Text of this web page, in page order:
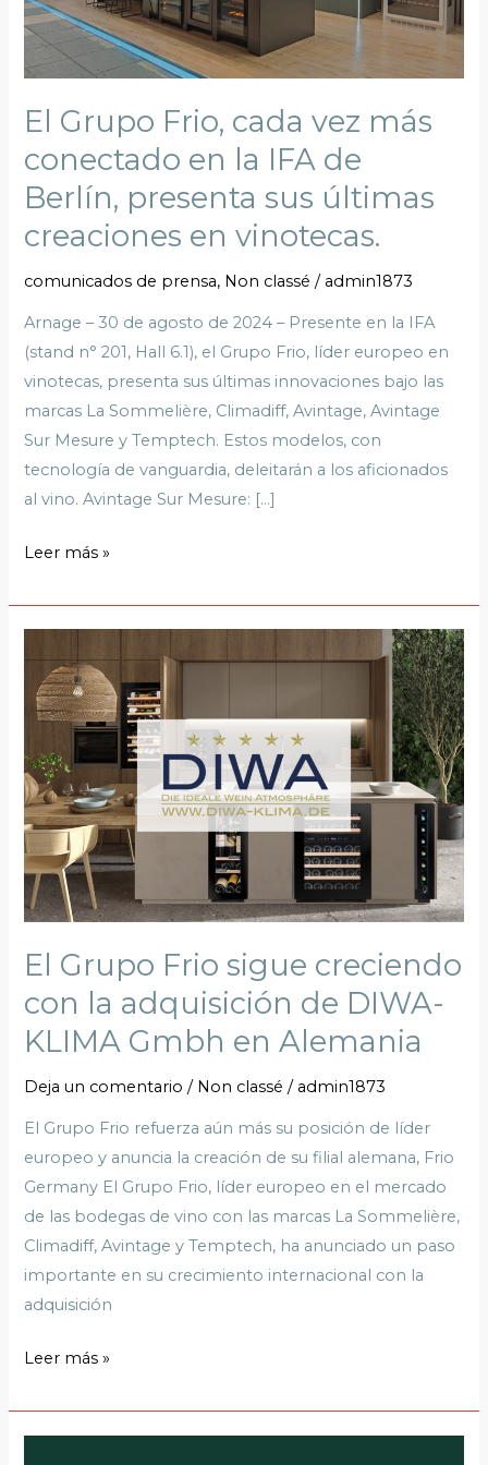
El Grupo Frio, cada vez más
conectado en la IFA de
Berlín, presenta sus últimas
creaciones en vinotecas.
comunicados de prensa, Non classé / admin1873
Arnage – 30 de agosto de 2024 – Presente en la IFA
(stand n° 201, Hall 6.1), el Grupo Frio, líder europeo en
vinotecas, presenta sus últimas innovaciones bajo las
marcas La Sommelière, Climadiff, Avintage, Avintage
Sur Mesure y Temptech. Estos modelos, con
tecnología de vanguardia, deleitarán a los aficionados
al vino. Avintage Sur Mesure: […]
en
la
IFA
Berlín,
presenta
últimas
creaciones
Leer más »
El Grupo Frio sigue creciendo
con la adquisición de DIWA-
KLIMA Gmbh en Alemania
Deja un comentario / Non classé / admin1873
El Grupo Frio refuerza aún más su posición de líder
europeo y anuncia la creación de su filial alemana, Frio
Germany El Grupo Frio, líder europeo en el mercado
de las bodegas de vino con las marcas La Sommelière,
Climadiff, Avintage y Temptech, ha anunciado un paso
importante en su crecimiento internacional con la
adquisición
Grupo
Frio
creciendo
con
la
adquisición
de
DIWA-
Gmbh
en
Leer más »